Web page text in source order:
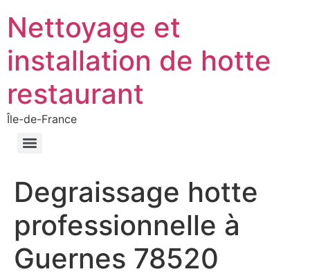
Nettoyage et
installation de hotte
restaurant
Île-de-France
Degraissage hotte
professionnelle à
Guernes 78520